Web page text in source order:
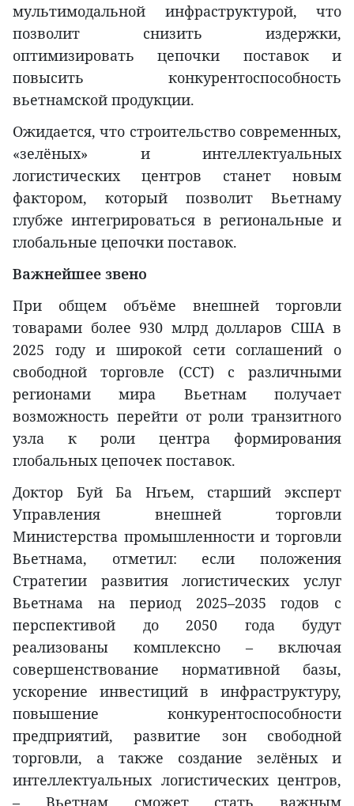
мультимодальной инфраструктурой, что
позволит снизить издержки,
оптимизировать цепочки поставок и
повысить конкурентоспособность
вьетнамской продукции.
Ожидается, что строительство современных,
«зелёных» и интеллектуальных
логистических центров станет новым
фактором, который позволит Вьетнаму
глубже интегрироваться в региональные и
глобальные цепочки поставок.
Важнейшее звено
При общем объёме внешней торговли
товарами более 930 млрд долларов США в
2025 году и широкой сети соглашений о
свободной торговле (ССТ) с различными
регионами мира Вьетнам получает
возможность перейти от роли транзитного
узла к роли центра формирования
глобальных цепочек поставок.
Доктор Буй Ба Нгьем, старший эксперт
Управления внешней торговли
Министерства промышленности и торговли
Вьетнама, отметил: если положения
Стратегии развития логистических услуг
Вьетнама на период 2025–2035 годов с
перспективой до 2050 года будут
реализованы комплексно – включая
совершенствование нормативной базы,
ускорение инвестиций в инфраструктуру,
повышение конкурентоспособности
предприятий, развитие зон свободной
торговли, а также создание зелёных и
интеллектуальных логистических центров,